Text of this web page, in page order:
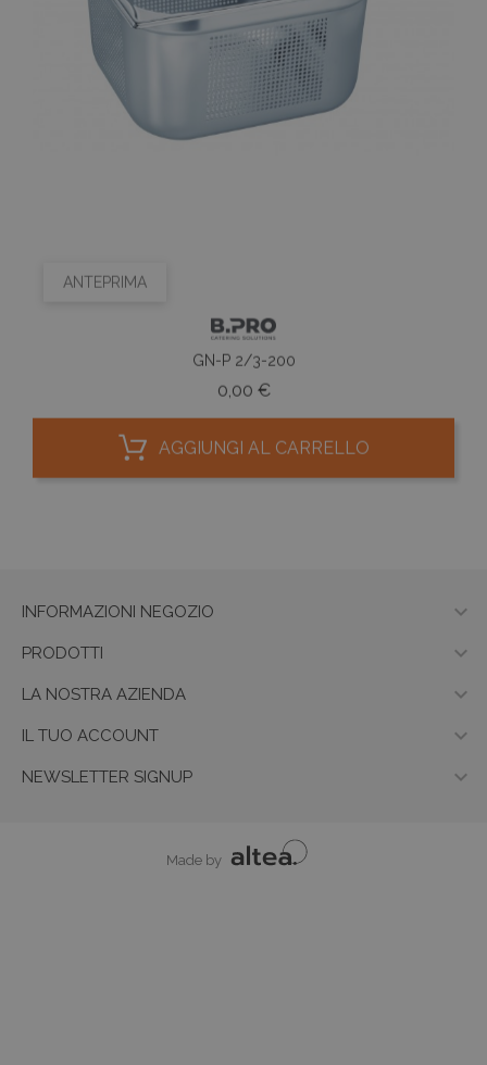
ANTEPRIMA
GN-P 2/3-200
0,00 €Prezzo
AGGIUNGI AL CARRELLO
INFORMAZIONI NEGOZIO 
PRODOTTI 
LA NOSTRA AZIENDA 
IL TUO ACCOUNT 
NEWSLETTER SIGNUP 
Made by